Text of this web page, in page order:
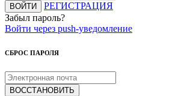
ВОЙТИ
РЕГИСТРАЦИЯ
Забыл пароль?
Войти через push-уведомление
СБРОС ПАРОЛЯ
ВОССТАНОВИТЬ